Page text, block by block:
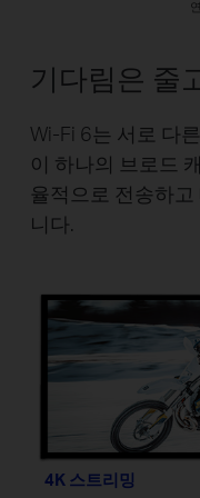
기다림은 줄
Wi-Fi 6는 서로 다
이 하나의 브로드
율적으로 전송하
니다.
4K 스트리밍